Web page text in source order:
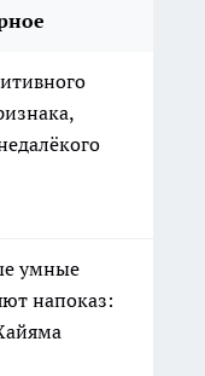
умные
напоказ: